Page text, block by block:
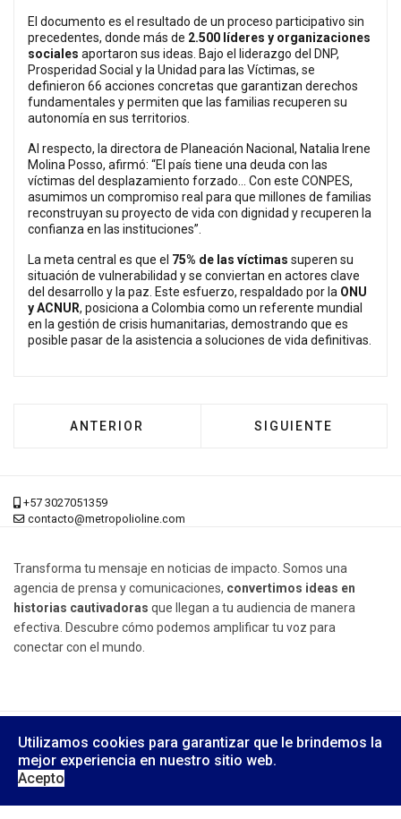
El documento es el resultado de un proceso participativo sin
precedentes, donde más de 2.500 líderes y organizaciones
sociales aportaron sus ideas. Bajo el liderazgo del DNP,
Prosperidad Social y la Unidad para las Víctimas, se
definieron 66 acciones concretas que garantizan derechos
fundamentales y permiten que las familias recuperen su
autonomía en sus territorios.
Al respecto, la directora de Planeación Nacional, Natalia Irene
Molina Posso, afirmó: “El país tiene una deuda con las
víctimas del desplazamiento forzado... Con este CONPES,
asumimos un compromiso real para que millones de familias
reconstruyan su proyecto de vida con dignidad y recuperen la
confianza en las instituciones”.
La meta central es que el 75% de las víctimas superen su
situación de vulnerabilidad y se conviertan en actores clave
del desarrollo y la paz. Este esfuerzo, respaldado por la ONU
y ACNUR, posiciona a Colombia como un referente mundial
en la gestión de crisis humanitarias, demostrando que es
posible pasar de la asistencia a soluciones de vida definitivas.
ARTÍCULO ANTERIOR: CAPACITACIÓN,
ANTERIOR ARTÍCULO
SIGUIENTE
+57 3027051359
contacto@metropolioline.com
Transforma tu mensaje en noticias de impacto. Somos una
agencia de prensa y comunicaciones, convertimos ideas en
historias cautivadoras que llegan a tu audiencia de manera
efectiva. Descubre cómo podemos amplificar tu voz para
conectar con el mundo.
© 2026 Metrópoli Online, Derechos Reservados.
Diseño Web: Yusi Computers
Utilizamos cookies para garantizar que le brindemos la
mejor experiencia en nuestro sitio web.
Acepto